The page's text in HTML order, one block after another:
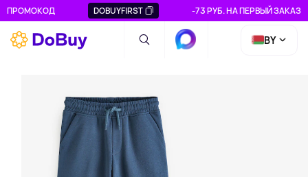
ПРОМОКОД DOBUYFIRST -73 РУБ. НА ПЕРВЫЙ ЗАКАЗ
BY